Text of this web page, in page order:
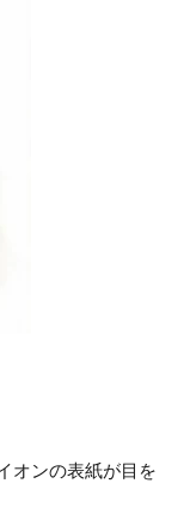
オンの表紙が目を